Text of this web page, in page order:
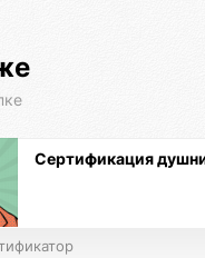
Сертификация